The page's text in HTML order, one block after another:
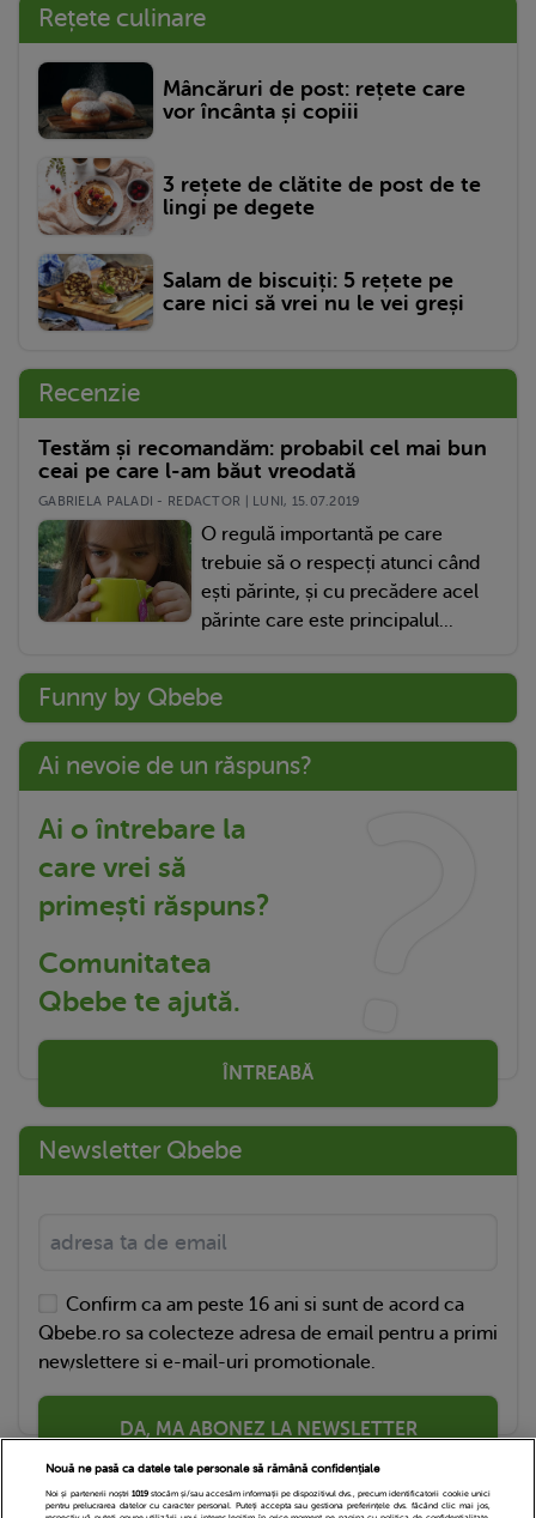
Rețete culinare
Mâncăruri de post: rețete care
vor încânta și copiii
3 rețete de clătite de post de te
lingi pe degete
Salam de biscuiți: 5 rețete pe
care nici să vrei nu le vei greși
Recenzie
Testăm și recomandăm: probabil cel mai bun
ceai pe care l-am băut vreodată
GABRIELA PALADI - REDACTOR | LUNI, 15.07.2019
O regulă importantă pe care
trebuie să o respecți atunci când
ești părinte, și cu precădere acel
părinte care este principalul...
Funny by Qbebe
Ai nevoie de un răspuns?
Ai o întrebare la
care vrei să
primești răspuns?
Comunitatea
Qbebe te ajută.
ÎNTREABĂ
Newsletter Qbebe
Confirm ca am peste 16 ani si sunt de acord ca
Qbebe.ro sa colecteze adresa de email pentru a primi
newslettere si e-mail-uri promotionale.
DA, MA ABONEZ LA NEWSLETTER
Nouă ne pasă ca datele tale personale să rămână confidențiale
Noi și partenerii noștri 1019stocăm și/sau accesăm informații pe dispozitivul dvs., precum identificatorii cookie unici
pentru prelucrarea datelor cu caracter personal. Puteți accepta sau gestiona preferințele dvs. făcând clic mai jos,